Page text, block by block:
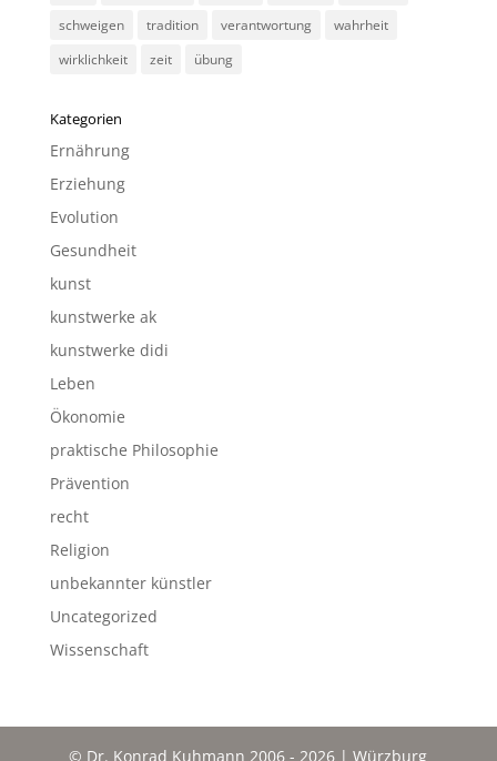
schweigen
tradition verantwortung
wahrheit
wirklichkeit
zeit übung
Kategorien
Ernährung
Erziehung
Evolution
Gesundheit
kunst
kunstwerke ak
kunstwerke didi
Leben
Ökonomie
praktische Philosophie
Prävention
recht
Religion
unbekannter künstler
Uncategorized
Wissenschaft
© Dr. Konrad Kuhmann 2006 - 2026 | Würzburg